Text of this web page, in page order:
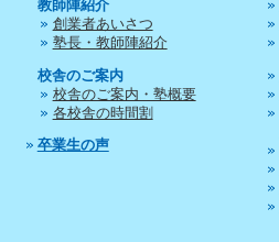
教師陣紹介
創業者あいさつ
塾長・教師陣紹介
校舎のご案内
校舎のご案内・塾概要
各校舎の時間割
卒業生の声